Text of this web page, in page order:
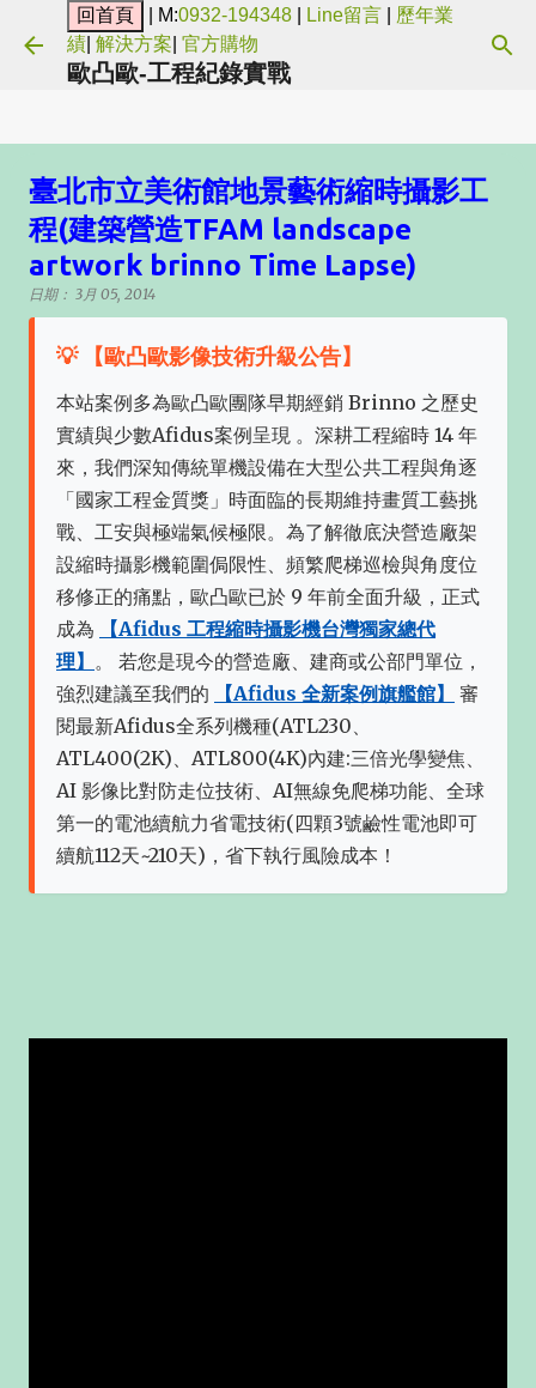
跳到主要內容
| M:0932-194348 Line留言
歷年業
績 解決方案 官方購物
歐凸歐-工程紀錄實戰
臺北市立美術館地景藝術縮時攝影工
程(建築營造TFAM landscape
artwork brinno Time Lapse)
日期： 3月 05, 2014
💡 【歐凸歐影像技術升級公告】
本站案例多為歐凸歐團隊早期經銷 Brinno 之歷史
實績與少數Afidus案例呈現 。深耕工程縮時 14 年
來，我們深知傳統單機設備在大型公共工程與角逐
「國家工程金質獎」時面臨的長期維持畫質工藝挑
戰、工安與極端氣候極限。為了解徹底決營造廠架
設縮時攝影機範圍侷限性、頻繁爬梯巡檢與角度位
移修正的痛點，歐凸歐已於 9 年前全面升級，正式
成為
【Afidus 工程縮時攝影機台灣獨家總代
理】 。 若您是現今的營造廠、建商或公部門單位，
強烈建議至我們的
【Afidus 全新案例旗艦館】
審
閱最新Afidus全系列機種(ATL230、
ATL400(2K)、ATL800(4K)內建:三倍光學變焦、
AI 影像比對防走位技術、AI無線免爬梯功能、全球
第一的電池續航力省電技術(四顆3號鹼性電池即可
續航112天~210天)，省下執行風險成本！